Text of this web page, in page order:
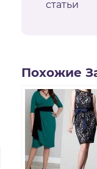
статьи
Похожие